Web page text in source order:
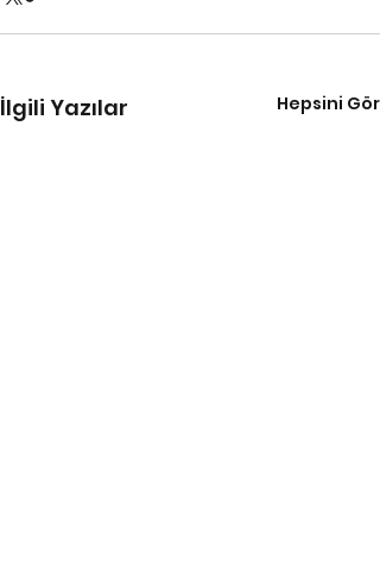
İlgili Yazılar Hepsini Gör